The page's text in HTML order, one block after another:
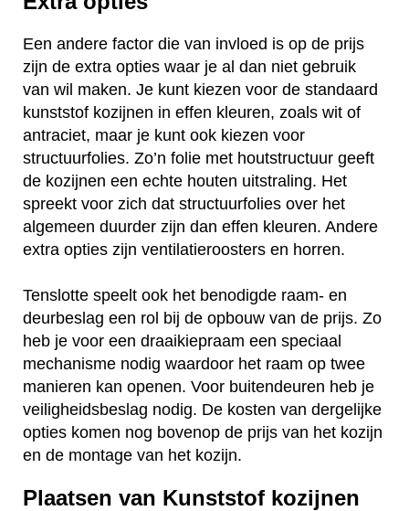
Een andere factor die van invloed is op de prijs
zijn de extra opties waar je al dan niet gebruik
van wil maken. Je kunt kiezen voor de standaard
kunststof kozijnen in effen kleuren, zoals wit of
antraciet, maar je kunt ook kiezen voor
structuurfolies. Zo’n folie met houtstructuur geeft
de kozijnen een echte houten uitstraling. Het
spreekt voor zich dat structuurfolies over het
algemeen duurder zijn dan effen kleuren. Andere
extra opties zijn ventilatieroosters en horren.
Tenslotte speelt ook het benodigde raam- en
deurbeslag een rol bij de opbouw van de prijs. Zo
heb je voor een draaikiepraam een speciaal
mechanisme nodig waardoor het raam op twee
manieren kan openen. Voor buitendeuren heb je
veiligheidsbeslag nodig. De kosten van dergelijke
opties komen nog bovenop de prijs van het kozijn
en de montage van het kozijn.
Plaatsen van Kunststof kozijnen